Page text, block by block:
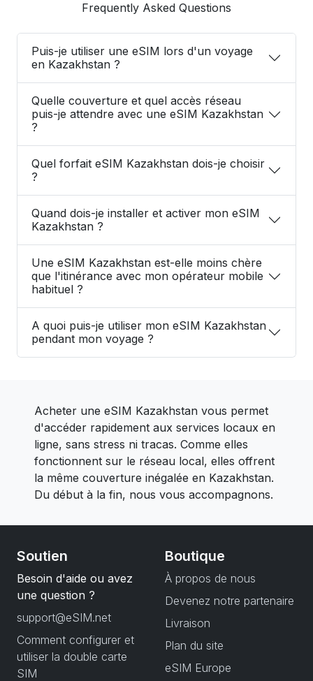
Frequently Asked Questions
Puis-je utiliser une eSIM lors d'un voyage
en Kazakhstan ?
Quelle couverture et quel accès réseau
puis-je attendre avec une eSIM Kazakhstan
?
Quel forfait eSIM Kazakhstan dois-je choisir
?
Quand dois-je installer et activer mon eSIM
Kazakhstan ?
Une eSIM Kazakhstan est-elle moins chère
que l'itinérance avec mon opérateur mobile
habituel ?
A quoi puis-je utiliser mon eSIM Kazakhstan
pendant mon voyage ?
Acheter une eSIM Kazakhstan vous permet
d'accéder rapidement aux services locaux en
ligne, sans stress ni tracas. Comme elles
fonctionnent sur le réseau local, elles offrent
la même couverture inégalée en Kazakhstan.
Du début à la fin, nous vous accompagnons.
Soutien
Besoin d'aide ou avez
une question ?
support@eSIM.net
Comment configurer et
utiliser la double carte
SIM
Boutique
À propos de nous
Devenez notre partenaire
Livraison
Plan du site
eSIM Europe